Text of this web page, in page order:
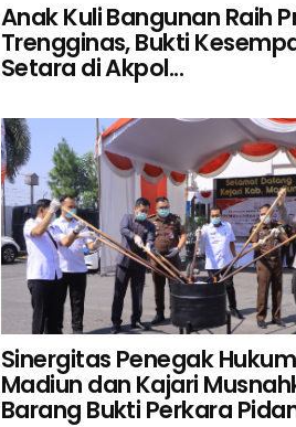
Anak Kuli Bangunan Raih
Trengginas, Bukti
Setara di Akpol...
Sinergitas Penegak
Madiun dan Kajari
Barang Bukti Perkara